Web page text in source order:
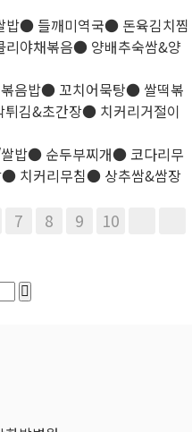
● 들깨미역국● 돈육김치찜
야채볶음● 양배추숙쌈&양
음밥● 꼬치어묵탕● 쌀떡볶
김&초간장● 치커리거절이
밥● 순두부찌개● 코다리무
치커리무침● 상추쌈&쌈장
7 8 9 10